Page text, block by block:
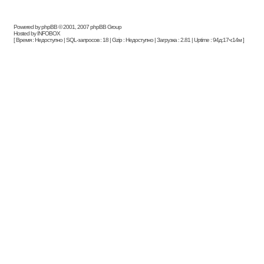
Powered by phpBB © 2001, 2007 phpBB Group
Hosted by INFOBOX
[ Время : Недоступно | SQL-запросов : 18 | Gzip : Недоступно | Загрузка : 2.81 | Uptime : 94д:17ч:14м ]